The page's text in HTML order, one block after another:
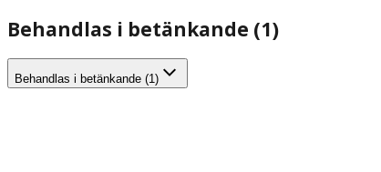
Behandlas i betänkande (1)
Behandlas i betänkande (1)